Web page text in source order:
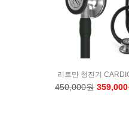
리트만 청진기
450,000원 359,000